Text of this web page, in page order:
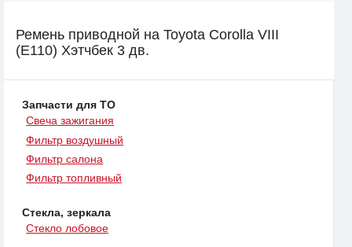
Ремень приводной на Toyota Corolla VIII
(E110) Хэтчбек 3 дв.
Запчасти для ТО
Свеча зажигания
Фильтр воздушный
Фильтр салона
Фильтр топливный
Стекла, зеркала
Стекло лобовое